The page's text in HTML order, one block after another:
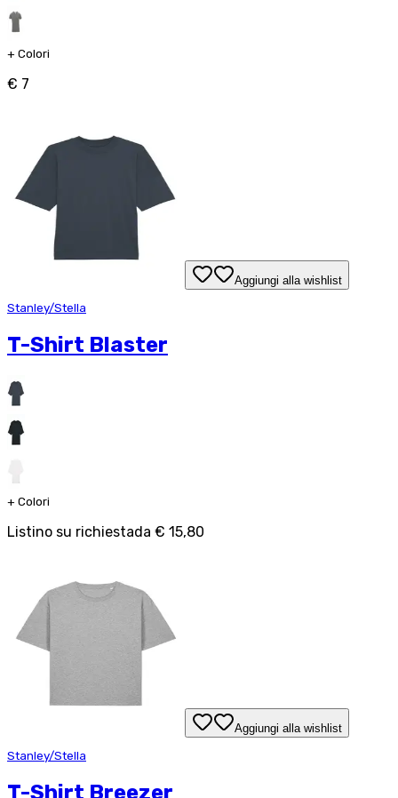
+ Colori
€ 7
Aggiungi alla wishlist
Stanley/Stella
T-Shirt Blaster
+ Colori
Listino su richiestada € 15,80
Aggiungi alla wishlist
Stanley/Stella
T-Shirt Breezer